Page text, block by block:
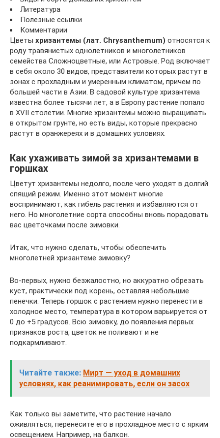
Литература
Полезные ссылки
Комментарии
Цветы хризантемы (лат. Chrysanthemum) относятся к
роду травянистых однолетников и многолетников
семейства Сложноцветные, или Астровые. Род включает
в себя около 30 видов, представители которых растут в
зонах с прохладным и умеренным климатом, причем по
большей части в Азии. В садовой культуре хризантема
известна более тысячи лет, а в Европу растение попало
в XVII столетии. Многие хризантемы можно выращивать
в открытом грунте, но есть виды, которые прекрасно
растут в оранжереях и в домашних условиях.
Как ухаживать зимой за хризантемами в
горшках
Цветут хризантемы недолго, после чего уходят в долгий
спящий режим. Именно этот момент многие
воспринимают, как гибель растения и избавляются от
него. Но многолетние сорта способны вновь порадовать
вас цветочками после зимовки.
Итак, что нужно сделать, чтобы обеспечить
многолетней хризантеме зимовку?
Во-первых, нужно безжалостно, но аккуратно обрезать
куст, практически под корень, оставляя небольшие
пенечки. Теперь горшок с растением нужно перенести в
холодное место, температура в котором варьируется от
0 до +5 градусов. Всю зимовку, до появления первых
признаков роста, цветок не поливают и не
подкармливают.
Читайте также: Мирт — уход в домашних
условиях, как реанимировать, если он засох
Как только вы заметите, что растение начало
оживляться, перенесите его в прохладное место с ярким
освещением. Например, на балкон.